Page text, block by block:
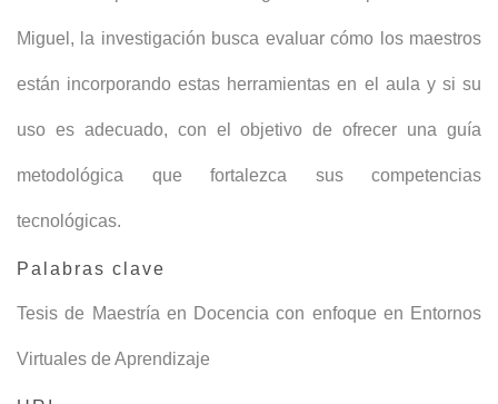
Miguel, la investigación busca evaluar cómo los maestros
están incorporando estas herramientas en el aula y si su
uso es adecuado, con el objetivo de ofrecer una guía
metodológica que fortalezca sus competencias
tecnológicas.
Palabras clave
Tesis de Maestría en Docencia con enfoque en Entornos
Virtuales de Aprendizaje